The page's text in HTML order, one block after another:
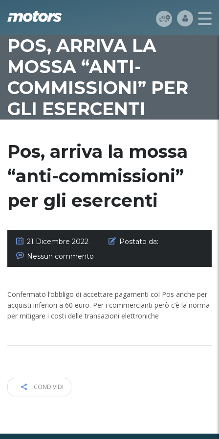
POS, ARRIVA LA
MOSSA “ANTI-
COMMISSIONI” PER
GLI ESERCENTI
Pos, arriva la mossa
“anti-commissioni”
per gli esercenti
21 Dicembre 2022
Postato da:
Nessun commento
Confermato l’obbligo di accettare pagamenti col Pos anche per
acquisti inferiori a 60 euro. Per i commercianti però c’è la norma
per mitigare i costi delle transazioni elettroniche
CONDIVIDI